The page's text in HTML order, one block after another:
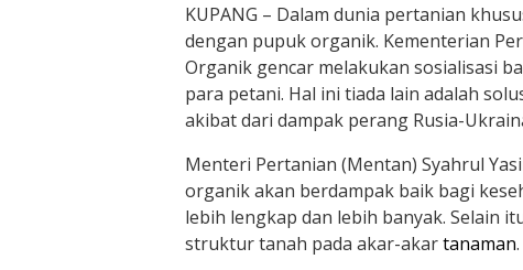
KUPANG – Dalam dunia pertanian
dengan pupuk organik. Kementerian
Organik gencar melakukan sosialisasi
para petani. Hal ini tiada lain adalah
akibat dari dampak perang Rusia-
Menteri Pertanian (Mentan) Syahrul
organik akan berdampak baik bagi
lebih lengkap dan lebih banyak. Selain
struktur tanah pada akar-akartanaman.